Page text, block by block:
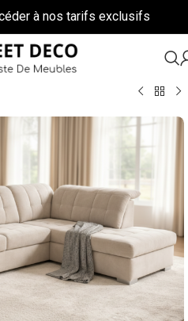
à nos tarifs exclusifs